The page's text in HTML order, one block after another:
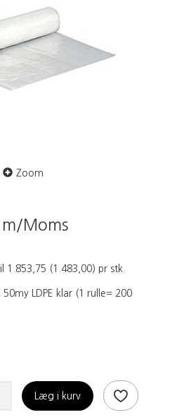
Zoom
m/Moms
1.853,75 (1.483,00) pr stk.
LDPE klar (1 rulle= 200
Læg i kurv